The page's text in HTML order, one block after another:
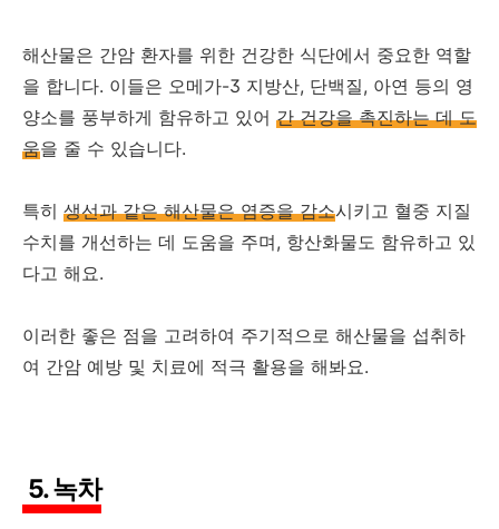
해산물은 간암 환자를 위한 건강한 식단에서 중요한 역할
을 합니다. 이들은 오메가-3 지방산, 단백질, 아연 등의 영
양소를 풍부하게 함유하고 있어 간 건강을 촉진하는 데 도
움을 줄 수 있습니다.
특히 생선과 같은 해산물은 염증을 감소시키고 혈중 지질
수치를 개선하는 데 도움을 주며, 항산화물도 함유하고 있
다고 해요.
이러한 좋은 점을 고려하여 주기적으로 해산물을 섭취하
여 간암 예방 및 치료에 적극 활용을 해봐요.
5. 녹차